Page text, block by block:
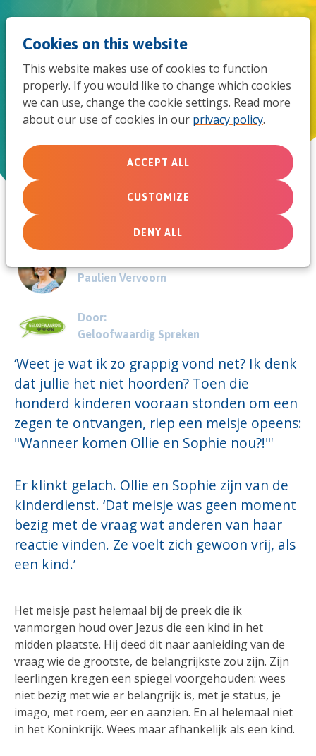
Cookies on this website
This website makes use of cookies to function
properly. If you would like to change which cookies
we can use, change the cookie settings. Read more
about our use of cookies in our privacy policy.
ACCEPT ALL
CUSTOMIZE
DENY ALL
Zo blij als een kind
January 10, 2024
Paulien Vervoorn
Door:
Geloofwaardig Spreken
‘Weet je wat ik zo grappig vond net? Ik denk
dat jullie het niet hoorden? Toen die
honderd kinderen vooraan stonden om een
zegen te ontvangen, riep een meisje opeens:
"Wanneer komen Ollie en Sophie nou?!"'
Er klinkt gelach. Ollie en Sophie zijn van de
kinderdienst. ‘Dat meisje was geen moment
bezig met de vraag wat anderen van haar
reactie vinden. Ze voelt zich gewoon vrij, als
een kind.’
Het meisje past helemaal bij de preek die ik
vanmorgen houd over Jezus die een kind in het
midden plaatste. Hij deed dit naar aanleiding van de
vraag wie de grootste, de belangrijkste zou zijn. Zijn
leerlingen kregen een spiegel voorgehouden: wees
niet bezig met wie er belangrijk is, met je status, je
imago, met roem, eer en aanzien. En al helemaal niet
in het Koninkrijk. Wees maar afhankelijk als een kind.